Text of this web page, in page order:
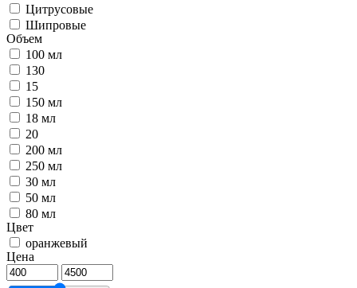
Цитрусовые
Шипровые
Объем
100 мл
130
15
150 мл
18 мл
20
200 мл
250 мл
30 мл
50 мл
80 мл
Цвет
оранжевый
Цена